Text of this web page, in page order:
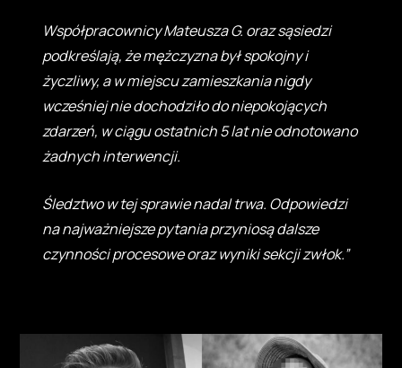
Współpracownicy Mateusza G. oraz sąsiedzi
podkreślają, że mężczyzna był spokojny i
życzliwy, a w miejscu zamieszkania nigdy
wcześniej nie dochodziło do niepokojących
zdarzeń, w ciągu ostatnich 5 lat nie odnotowano
żadnych interwencji.
Śledztwo w tej sprawie nadal trwa. Odpowiedzi
na najważniejsze pytania przyniosą dalsze
czynności procesowe oraz wyniki sekcji zwłok.”